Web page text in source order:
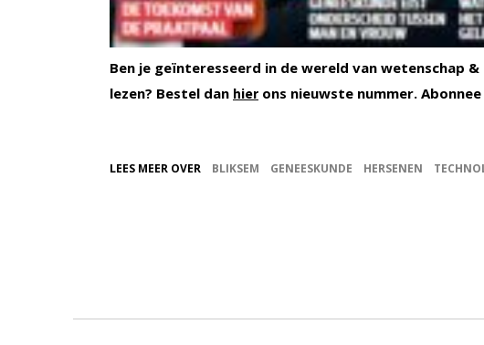
Ben je geïnteresseerd in de wereld van wetenschap
lezen? Bestel dan hier ons nieuwste nummer.
LEES MEER OVER BLIKSEM GENEESKUNDE HERSENEN